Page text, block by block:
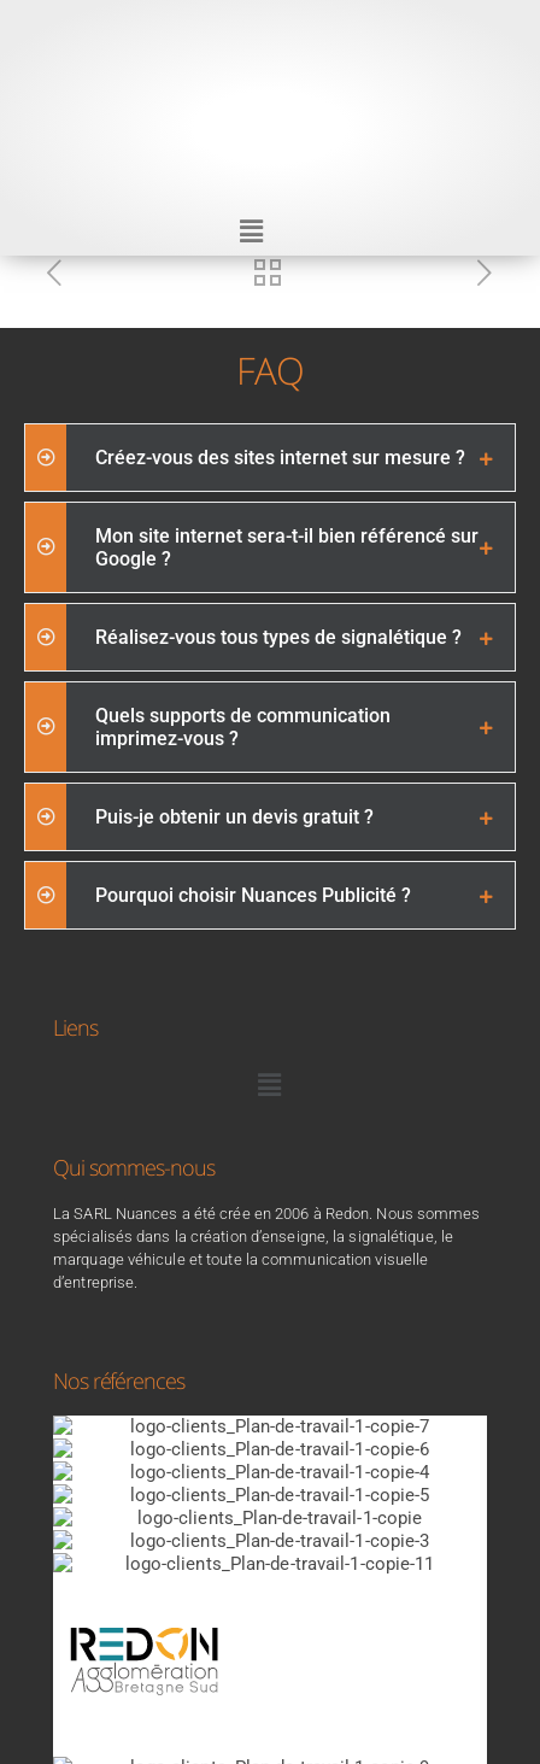
FAQ
Créez-vous des sites internet sur mesure ?
Mon site internet sera-t-il bien référencé sur
Google ?
Réalisez-vous tous types de signalétique ?
Quels supports de communication
imprimez-vous ?
Puis-je obtenir un devis gratuit ?
Pourquoi choisir Nuances Publicité ?
Liens
Qui sommes-nous
La SARL Nuances a été crée en 2006 à Redon. Nous sommes
spécialisés dans la création d’enseigne, la signalétique, le
marquage véhicule et toute la communication visuelle
d’entreprise.
Nos références